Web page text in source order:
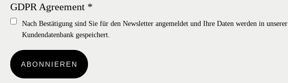
GDPR Agreement *
Nach Bestätigung sind Sie für den Newsletter angemeldet und Ihre Daten werden in unserer
Kundendatenbank gespeichert.
ABONNIEREN